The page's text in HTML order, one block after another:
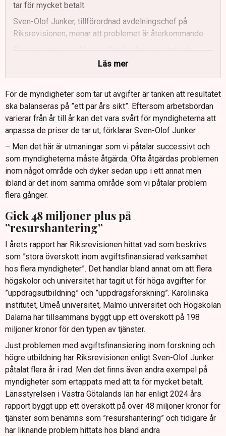
tar för mycket betalt.
Sven-Olof Junker, tillförordnad avdelningschef på
Riksrevisionen, menar att problemet är återkommande.
Flera universitet, inklusive Karolinska institutet och
Umeå universitet, har tagit ut för höga avgifter.
Myndigheter som Länsstyrelsen i Västra Götalands län
har stora överskott från sina avgifter.
Avgiftsfinansiering riskerar enligt Statskontoret att leda
till ineffektiva myndigheter.
Läs mer
För de myndigheter som tar ut avgifter är tanken att resultatet
ska balanseras på ”ett par års sikt”. Eftersom arbetsbördan
varierar från år till år kan det vara svårt för myndigheterna att
anpassa de priser de tar ut, förklarar Sven-Olof Junker.
– Men det här är utmaningar som vi påtalar successivt och
som myndigheterna måste åtgärda. Ofta åtgärdas problemen
inom något område och dyker sedan upp i ett annat men
ibland är det inom samma område som vi påtalar problem
flera gånger.
Gick 48 miljoner plus på
”resurshantering”
I årets rapport har Riksrevisionen hittat vad som beskrivs
som ”stora överskott inom avgiftsfinansierad verksamhet
hos flera myndigheter”. Det handlar bland annat om att flera
högskolor och universitet har tagit ut för höga avgifter för
”uppdragsutbildning” och ”uppdragsforskning”. Karolinska
institutet, Umeå universitet, Malmö universitet och Högskolan
Dalarna har tillsammans byggt upp ett överskott på 198
miljoner kronor för den typen av tjänster.
Just problemen med avgiftsfinansiering inom forskning och
högre utbildning har Riksrevisionen enligt Sven-Olof Junker
påtalat flera år i rad. Men det finns även andra exempel på
myndigheter som ertappats med att ta för mycket betalt.
Länsstyrelsen i Västra Götalands län har enligt 2024 års
rapport byggt upp ett överskott på över 48 miljoner kronor för
tjänster som benämns som ”resurshantering” och tidigare år
har liknande problem hittats hos bland andra